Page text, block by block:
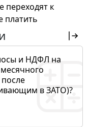
переходят к
платить
и НДФЛ на
в ЗАТО)?